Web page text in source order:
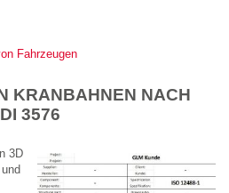
Fahrzeugen
KRANBAHNEN NACH
3576
3D